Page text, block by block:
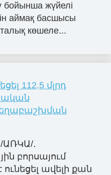
бойынша жүйелі
аймақ басшысы
көшеле...
112,5 մլրդ
ԱՌԿԱ/․
բորսայում
ավելի քան